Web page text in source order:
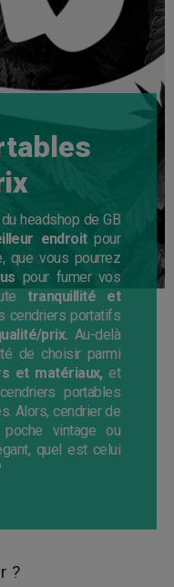
headshop de GB
endroitpour
que vous pourrez
pour fumer vos
tranquillité et
cendriers portatifs
prix. Au-delà
de choisir parmi
et matériaux,et
portables
Alors, cendrier de
vintage ou
quel est celui
?